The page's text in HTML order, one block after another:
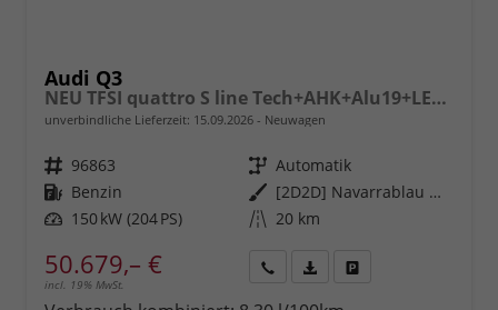
Audi Q3
NEU TFSI quattro S line Tech+AHK+Alu19+LEDplus+KlimaPlus+ExtSchwarz
unverbindliche Lieferzeit: 15.09.2026 Neuwagen
Fahrzeugnr. 96863 Getriebe Automatik
Kraftstoff Benzin Außenfarbe
[2D2D] Navarrablau Metallic
Leistung 150 kW (204 PS) Kilometerstand 20 km
50.679,– €
incl. 19% MwSt.